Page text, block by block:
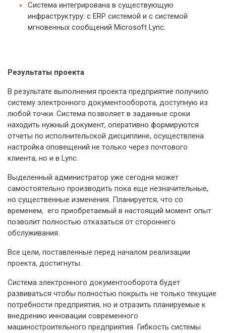
Система интегрирована в существующую
инфраструктуру: с ERP системой и с системой
мгновенных сообщений Microsoft Lync.
Результаты проекта
В результате выполнения проекта предприятие получило
систему электронного документооборота, доступную из
любой точки. Система позволяет в заданные сроки
находить нужный документ, оперативно формируются
отчеты по исполнительской дисциплине, осуществлена
настройка оповещений не только через почтового
клиента, но и в Lync.
Выделенный администратор уже сегодня может
самостоятельно производить пока еще незначительные,
но существенные изменения. Планируется, что со
временем, его приобретаемый в настоящий момент опыт
позволит полностью отказаться от стороннего
обслуживания.
Все цели, поставленные перед началом реализации
проекта, достигнуты.
Система электронного документооборота будет
развиваться чтобы полностью покрыть не только текущие
потребности предприятия, но и отразить планируемые к
внедрению инновации современного
машиностроительного предприятия. Гибкость системы